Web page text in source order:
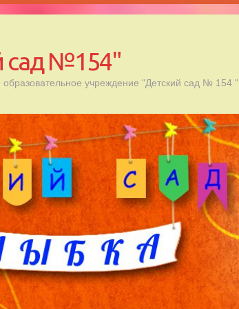
сад №154"
учреждение "Детский сад № 154 "